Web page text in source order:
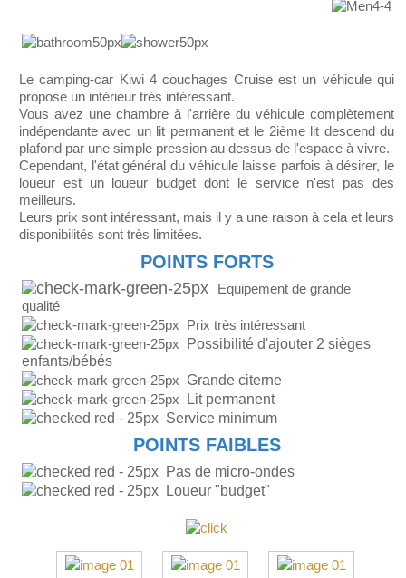
Le camping-car Kiwi 4 couchages Cruise est un véhicule qui
propose un intérieur très intéressant.
Vous avez une chambre à l'arrière du véhicule complètement
indépendante avec un lit permanent et le 2ième lit descend du
plafond par une simple pression au dessus de l'espace à vivre.
Cependant, l'état général du véhicule laisse parfois à désirer, le
loueur est un loueur budget dont le service n'est pas des
meilleurs.
Leurs prix sont intéressant, mais il y a une raison à cela et leurs
disponibilités sont très limitées.
POINTS FORTS
Equipement de grande
qualité
Prix très intéressant
Possibilité d'ajouter 2 sièges
enfants/bébés
Grande citerne
Lit permanent
Service minimum
POINTS FAIBLES
Pas de micro-ondes
Loueur "budget"